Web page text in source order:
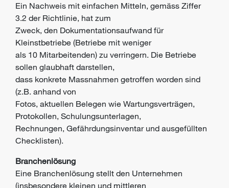
Ein Nachweis mit einfachen Mitteln, gemäss Ziffer
3.2 der Richtlinie, hat zum
Zweck, den Dokumentationsaufwand für
Kleinstbetriebe (Betriebe mit weniger
als 10 Mitarbeitenden) zu verringern. Die Betriebe
sollen glaubhaft darstellen,
dass konkrete Massnahmen getroffen worden sind
(z.B. anhand von
Fotos, aktuellen Belegen wie Wartungsverträgen,
Protokollen, Schulungsunterlagen,
Rechnungen, Gefährdungsinventar und ausgefüllten
Checklisten).
Branchenlösung
Eine Branchenlösung stellt den Unternehmen
(insbesondere kleinen und mittleren